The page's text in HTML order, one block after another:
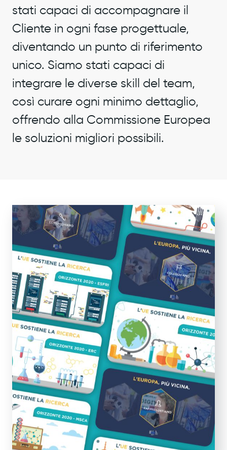
stati capaci di accompagnare il
Cliente in ogni fase progettuale,
diventando un punto di riferimento
unico. Siamo stati capaci di
integrare le diverse skill del team,
così curare ogni minimo dettaglio,
offrendo alla Commissione Europea
le soluzioni migliori possibili.